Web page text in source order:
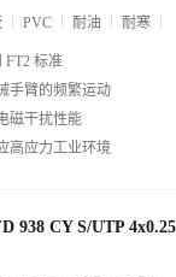
PVC 耐油 耐寒
FT2 标准
手臂的频繁运动
磁干扰性能
高应力工业环境
938 CY S/UTP